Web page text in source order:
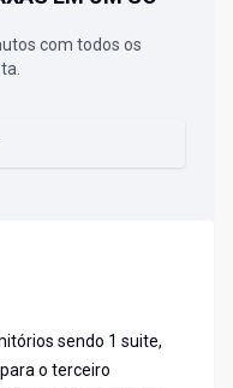
com todos os
sendo 1 suite,
o terceiro